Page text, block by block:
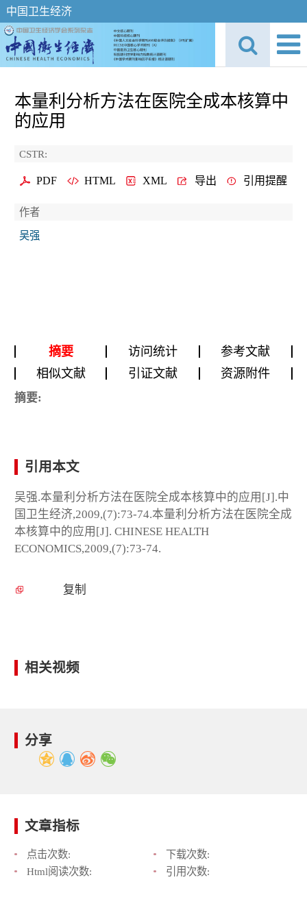
中国卫生经济
本量利分析方法在医院全成本核算中
的应用
CSTR:
PDF HTML XML 导出 引用提醒
作者
吴强
摘要 访问统计
参考文献
相似文献
引证文献 资源附件
摘要:
引用本文
吴强.本量利分析方法在医院全成本核算中的应用[J].中
国卫生经济,2009,(7):73-74.本量利分析方法在医院全成
本核算中的应用[J]. CHINESE HEALTH
ECONOMICS,2009,(7):73-74.
复制
相关视频
分享
文章指标
点击次数:
下载次数:
Html阅读次数:
引用次数: